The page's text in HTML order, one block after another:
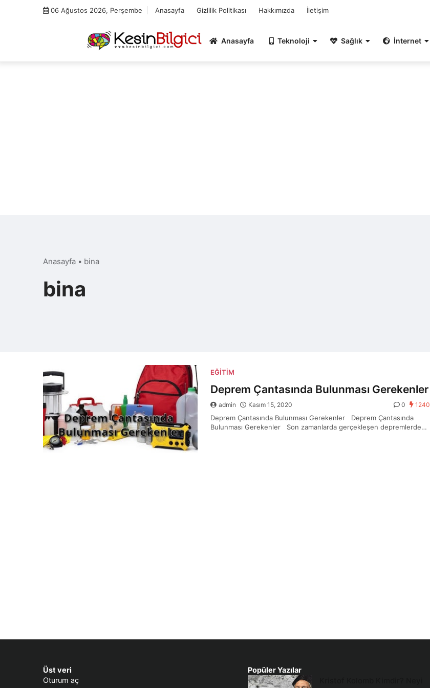
06 Ağustos 2026, Perşembe Anasayfa Gizlilik Politikası Hakkımızda İletişim
Anasayfa Teknoloji Sağlık İnternet
Anasayfa • bina
bina
EĞITIM
Deprem Çantasında Bulunması Gerekenler
admin Kasım 15, 2020 0 1240
Deprem Çantasında Bulunması Gerekenler Deprem Çantasında
Bulunması Gerekenler Son zamanlarda gerçekleşen depremlerden
Üst veri
Oturum aç
Popüler Yazılar